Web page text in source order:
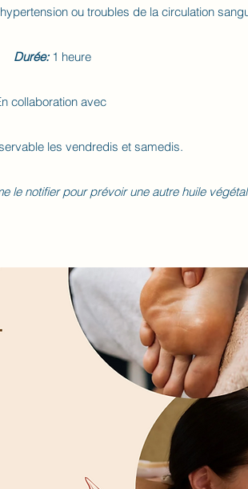
ou troubles de la circulation
Durée:1 heure
collaboration avec
les vendredis et samedis.
le notifier pour prévoir une autre huile